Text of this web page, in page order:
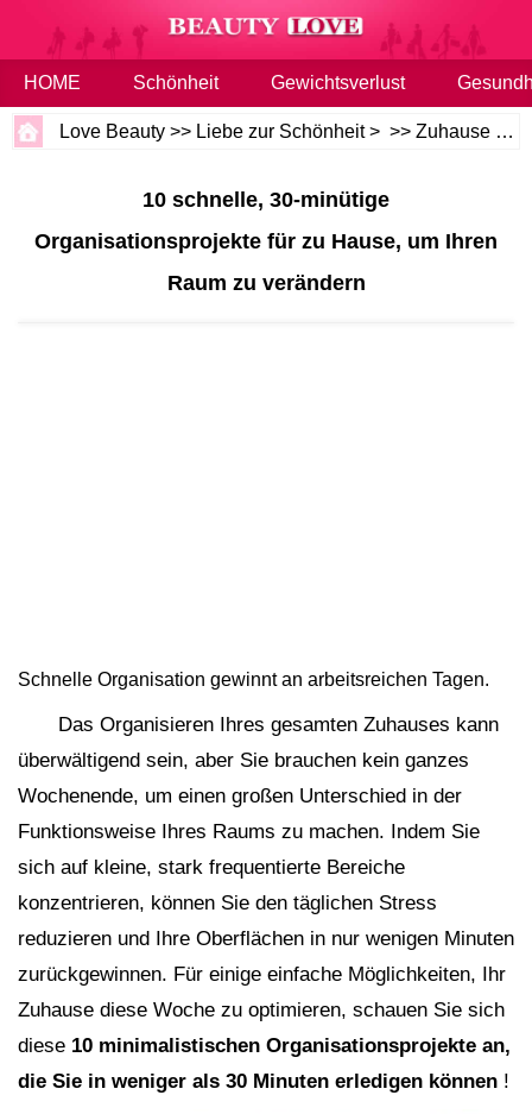
HOME Schönheit Gewichtsverlust
Love Beauty >> Liebe zur Schönheit> >>Zuhause oder die Familie
10 schnelle, 30-minütige
Organisationsprojekte für zu Hause, um Ihren
Raum zu verändern
Schnelle Organisation gewinnt an arbeitsreichen Tagen.
Das Organisieren Ihres gesamten Zuhauses kann
überwältigend sein, aber Sie brauchen kein ganzes
Wochenende, um einen großen Unterschied in der
Funktionsweise Ihres Raums zu machen. Indem Sie
sich auf kleine, stark frequentierte Bereiche
konzentrieren, können Sie den täglichen Stress
reduzieren und Ihre Oberflächen in nur wenigen Minuten
zurückgewinnen. Für einige einfache Möglichkeiten, Ihr
Zuhause diese Woche zu optimieren, schauen Sie sich
diese 10 minimalistischen Organisationsprojekte an,
die Sie in weniger als 30 Minuten erledigen können !